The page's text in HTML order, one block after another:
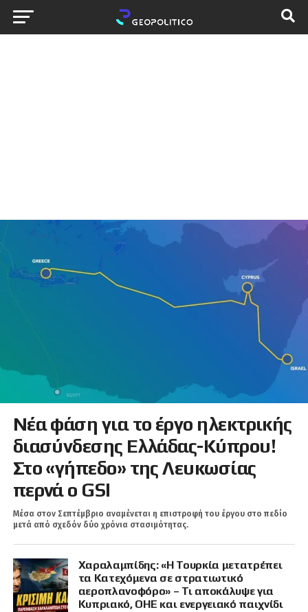
Νέα φάση για το έργο ηλεκτρικής
διασύνδεσης Ελλάδας-Κύπρου!
Στο «γήπεδο» της Λευκωσίας
περνά ο GSI
Μέσα στον Σεπτέμβριο αναμένεται η επιστροφή του έργου στο πεδίο
μετά από σχεδόν δύο χρόνια στασιμότητας.
Χαραλαμπίδης: «Η Τουρκία μετατρέπει
τα Κατεχόμενα σε στρατιωτικό
αεροπλανοφόρο» – Τι αποκάλυψε για
Κυπριακό, ΟΗΕ και ενεργειακό παιχνίδι